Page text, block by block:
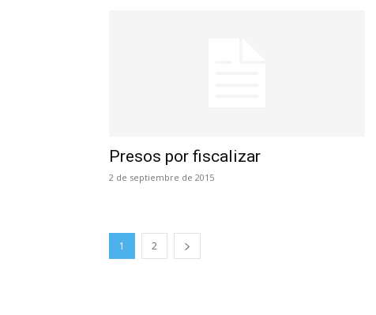
Presos por fiscalizar
2 de septiembre de 2015
1 2